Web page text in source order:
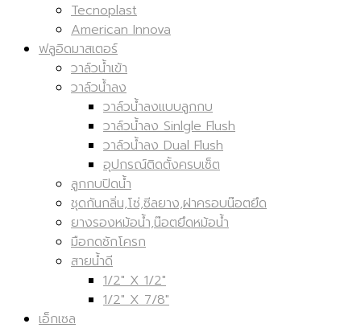
บีมิส
Tecnoplast
American Innova
ฟลูอิดมาสเตอร์
วาล์วน้ำเข้า
วาล์วน้ำลง
วาล์วน้ำลงแบบลูกกบ
วาล์วน้ำลง Sinlgle Flush
วาล์วน้ำลง Dual Flush
อุปกรณ์ติดตั้งครบเซ็ต
ลูกกบปิดน้ำ
ชุดกันกลิ่น,โซ่,ซีลยาง,ฝาครอบน๊อตยึด
ยางรองหม้อน้ำ,น๊อตยึดหม้อน้ำ
มือกดชักโครก
สายน้ำดี
1/2" X 1/2"